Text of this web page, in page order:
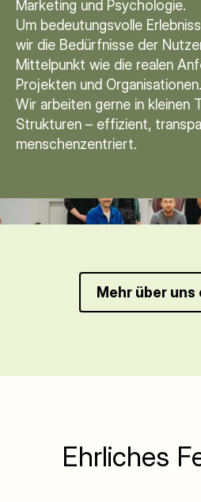
Marketing und Psychologie.
Um bedeutungsvolle
wir die Bedürfnisse der
Mittelpunkt wie die realen
Projekten und Organisationen.
Wir arbeiten gerne in kleinen
Strukturen – effizient,
menschenzentriert.
Mehr über uns
Ehrliches